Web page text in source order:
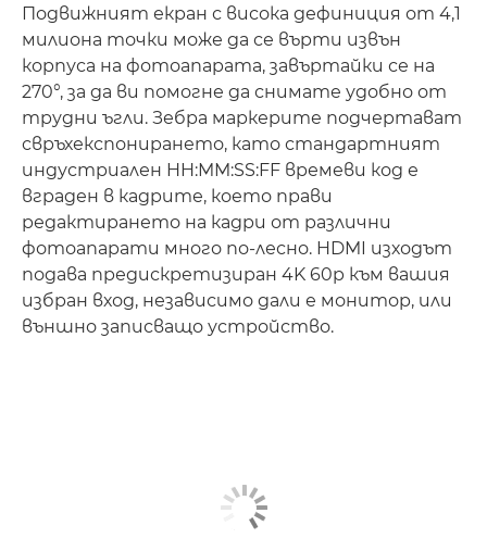
Подвижният екран с висока дефиниция от 4,1
милиона точки може да се върти извън
корпуса на фотоапарата, завъртайки се на
270°, за да ви помогне да снимате удобно от
трудни ъгли. Зебра маркерите подчертават
свръхекспонирането, като стандартният
индустриален HH:MM:SS:FF времеви код е
вграден в кадрите, което прави
редактирането на кадри от различни
фотоапарати много по-лесно. HDMI изходът
подава предискретизиран 4K 60p към вашия
избран вход, независимо дали е монитор, или
външно записващо устройство.